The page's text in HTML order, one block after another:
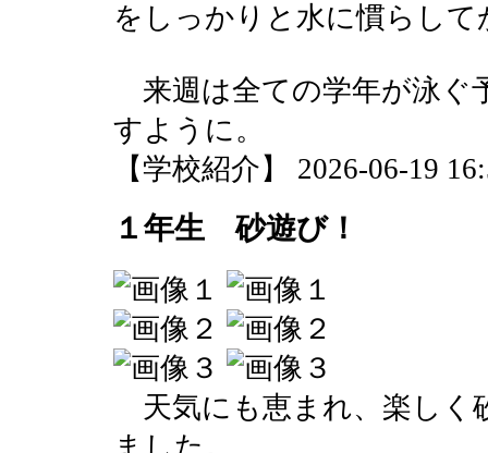
をしっかりと水に慣らし
来週は全ての学年が泳ぐ
すように。
【学校紹介】 2026-06-19
１年生 砂遊び！
天気にも恵まれ、楽しく
ました。